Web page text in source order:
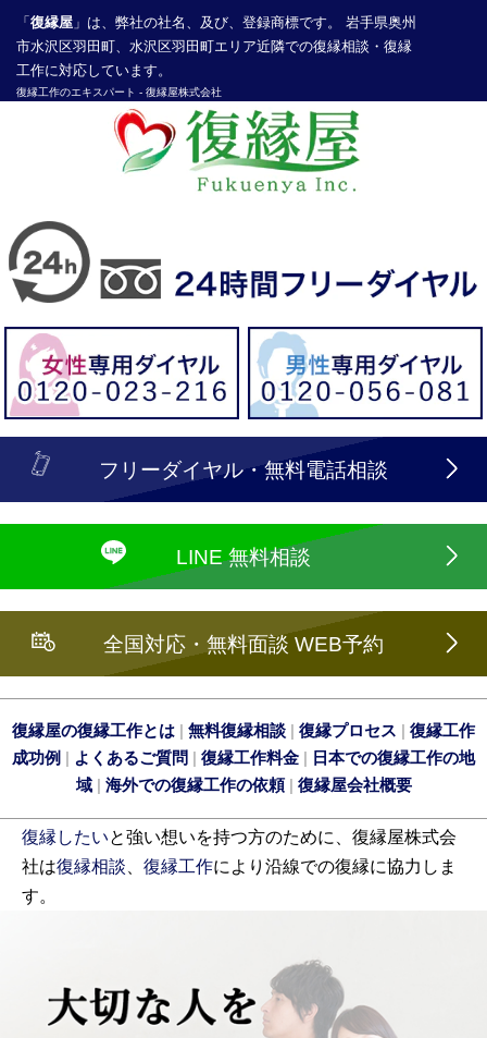
「 復縁屋 」は、弊社の社名、及び、登録商標です。 岩手県奥州
市水沢区羽田町、水沢区羽田町エリア近隣での復縁相談・復縁
工作に対応しています。
復縁工作のエキスパート - 復縁屋株式会社
探偵業届出登録番号30210286号
フリーダイヤル・無料電話相談
LINE 無料相談
全国対応・無料面談 WEB予約
復縁屋の復縁工作とは | 無料復縁相談 | 復縁プロセス | 復縁工作
成功例 | よくあるご質問 | 復縁工作料金 | 日本での復縁工作の地
域| 海外での復縁工作の依頼| 復縁屋会社概要
復縁したいと強い想いを持つ方のために、復縁屋株式会
社は復縁相談 復縁工作により沿線での復縁に協力しま
す。